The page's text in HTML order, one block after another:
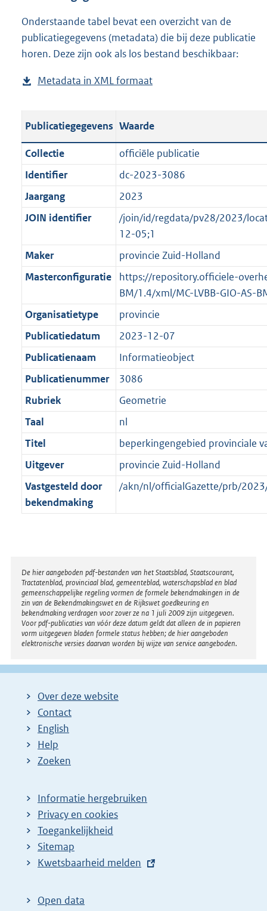
o
a
d
u
l
c
a
t
i
e
n
f
o
m
a
a
t
n
d
s
r
o
t
e
:
1
M
l
o
a
p
b
i
c
a
t
i
i
n
f
r
m
a
a
t
a
n
d
g
o
t
t
e
:
o
b
e
k
n
d
Onderstaande tabel bevat een overzicht van de
publicatiegegevens (metadata) die bij deze publicatie
horen. Deze zijn ook als los bestand beschikbaar:
Metadata in XML formaat
t
a
n
d
g
r
o
o
t
t
e
:
2
K
b
Publicatiegegevens Waarde
Collectie
officiële publicatie
Identifier
dc-2023-3086
Jaargang
2023
JOIN identifier
/join/id/regdata/pv28/2023/
12-05;1
Maker
provincie Zuid-Holland
Masterconfiguratie
https://repository.officiele-
BM/1.4/xml/MC-LVBB-GIO-AS-
Organisatietype
provincie
Publicatiedatum
2023-12-07
Publicatienaam
Informatieobject
Publicatienummer
3086
Rubriek
Geometrie
Taal
nl
Titel
beperkingengebied provinciale
Uitgever
provincie Zuid-Holland
Vastgesteld door
bekendmaking
/akn/nl/officialGazette/prb/
Disclaimer
De hier aangeboden pdf-bestanden van het Staatsblad, Staatscourant,
Tractatenblad, provinciaal blad, gemeenteblad, waterschapsblad en blad
gemeenschappelijke regeling vormen de formele bekendmakingen in de
zin van de Bekendmakingswet en de Rijkswet goedkeuring en
bekendmaking verdragen voor zover ze na 1 juli 2009 zijn uitgegeven.
Voor pdf-publicaties van vóór deze datum geldt dat alleen de in papieren
vorm uitgegeven bladen formele status hebben; de hier aangeboden
elektronische versies daarvan worden bij wijze van service aangeboden.
Over deze website
Contact
English
Help
Zoeken
Informatie hergebruiken
Privacy en cookies
Toegankelijkheid
Sitemap
E
t
Kwetsbaarheid melden
Open data